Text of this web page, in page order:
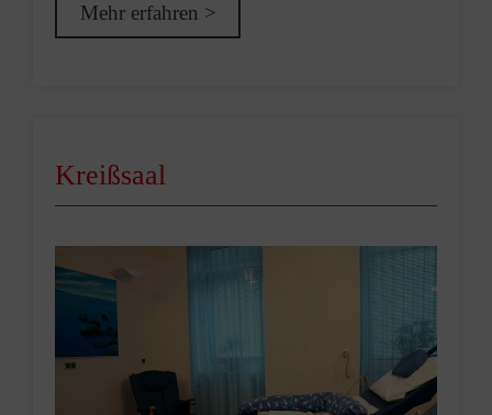
Mehr erfahren >
Kreißsaal